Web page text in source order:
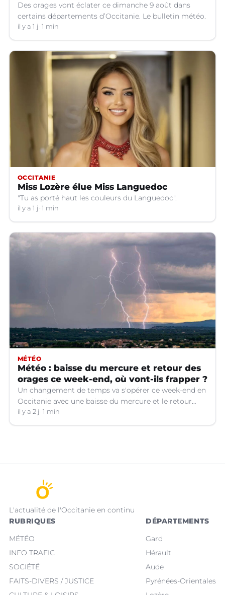
Des orages vont éclater ce dimanche 9 août dans
certains départements d’Occitanie. Le bulletin météo.
il y a 1 j 1 min
OCCITANIE
Miss Lozère élue Miss Languedoc
"Tu as porté haut les couleurs du Languedoc".
il y a 1 j 1 min
MÉTÉO
Météo : baisse du mercure et retour des
orages ce week-end, où vont-ils frapper ?
Un changement de temps va s'opérer ce week-end en
Occitanie avec une baisse du mercure et le retour
d'orages dans certains départements.
il y a 2 j 1 min
L'actualité de l'Occitanie en continu
RUBRIQUES
MÉTÉO
INFO TRAFIC
SOCIÉTÉ
FAITS-DIVERS / JUSTICE
DÉPARTEMENTS
Gard
Hérault
Aude
Pyrénées-Orientales